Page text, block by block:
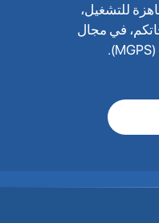
للتشغيل،
في مجال